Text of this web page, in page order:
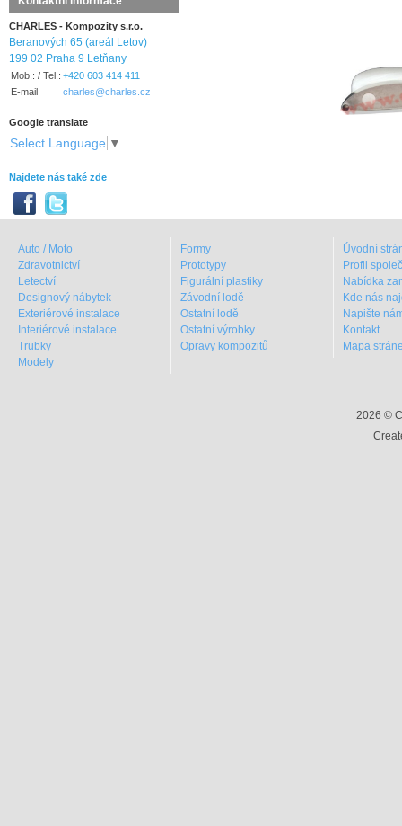
CHARLES - Kompozity s.r.o.
Beranových 65 (areál Letov)
199 02 Praha 9 Letňany
Mob.: / Tel.: +420 603 414 411
E-mail
charles@charles.cz
Google translate
Select Language ▼
Najdete nás také zde
Auto / Moto
Zdravotnictví
Letectví
Designový nábytek
Exteriérové instalace
Interiérové instalace
Trubky
Modely
Formy
Prototypy
Figurální plastiky
Závodní lodě
Ostatní lodě
Ostatní výrobky
Opravy kompozitů
Úvodní
Profil
Nabídka
Kde nás
Napište
Kontakt
Mapa
2026 ©